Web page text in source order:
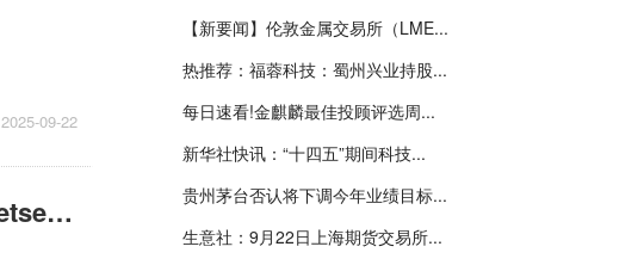
2025-09-22
微头条丨溢价43%！辉瑞(PFE.US)豪掷49亿收购Metsera(MTSR.US) 加码减肥药市场
【新要闻】伦敦金属交易所（LME...
热推荐：福蓉科技：蜀州兴业持股...
每日速看!金麒麟最佳投顾评选周...
新华社快讯：“十四五”期间科技...
贵州茅台否认将下调今年业绩目标...
生意社：9月22日上海期货交易所...